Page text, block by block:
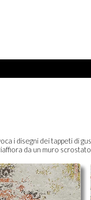
i disegni dei tappeti di
da un muro